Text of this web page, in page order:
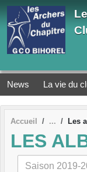
News La vie du
Accueil Les
LES
Panneau de gestion